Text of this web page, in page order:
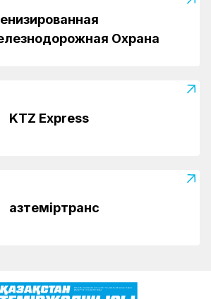
Охрана
KTZ Express
Қазтеміртранс